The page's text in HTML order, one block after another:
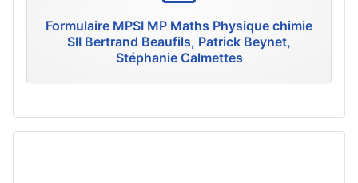
Formulaire MPSI MP Maths Physique chimie
SII Bertrand Beaufils, Patrick Beynet,
Stéphanie Calmettes